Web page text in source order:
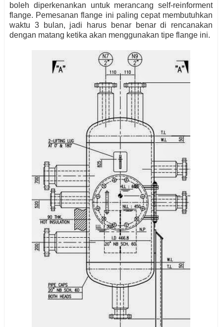
boleh diperkenankan untuk merancang self-reinforment
flange. Pemesanan flange ini paling cepat membutuhkan
waktu 3 bulan, jadi harus benar benar di rencanakan
dengan matang ketika akan menggunakan tipe flange ini.